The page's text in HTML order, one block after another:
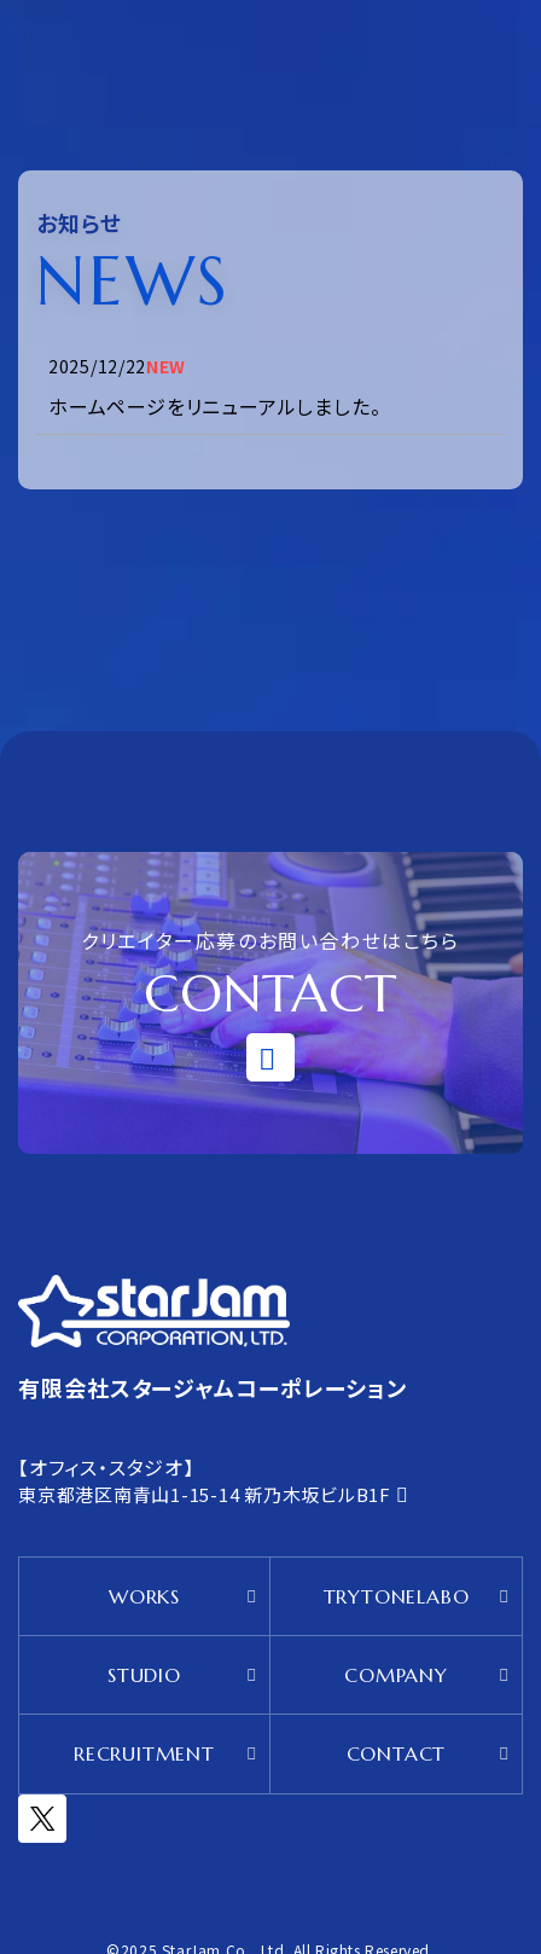
お知らせ
NEWS
2025/12/22NEW
ホームページをリニューアルしました。
クリエイター応募のお問い合わせはこちら
CONTACT
有限会社スタージャムコーポレーション
【オフィス・スタジオ】
東京都港区南青山1-15-14新乃木坂ビルB1F
WORKS TRYTONELABO
STUDIO COMPANY
RECRUITMENT CONTACT
©2025 StarJam Co., Ltd. All Rights Reserved.